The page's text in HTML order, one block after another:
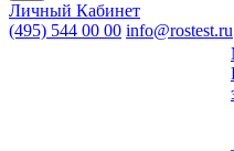
Личный Кабинет
(495) 544 00 00 info@rostest.ru